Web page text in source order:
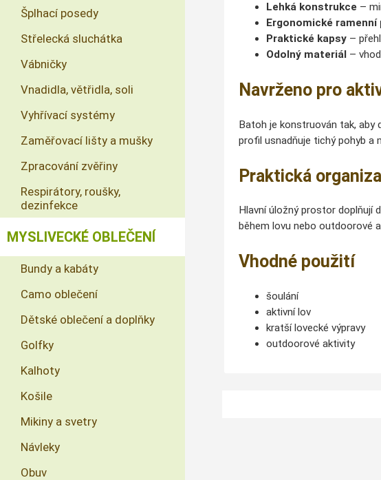
Lehká konstrukce –
Ergonomické ramenní
Praktické kapsy –
Odolný materiál –
Navrženo pro
Batoh je konstruován tak, aby
profil usnadňuje tichý pohyb a
Praktická
Hlavní úložný prostor doplňují
během lovu nebo outdoorové
Vhodné použití
šoulání
aktivní lov
kratší lovecké výpravy
outdoorové aktivity
Šplhací posedy
Střelecká sluchátka
Vábničky
Vnadidla, větřidla, soli
Vyhřívací systémy
Zaměřovací lišty a mušky
Zpracování zvěřiny
Respirátory, roušky,
dezinfekce
MYSLIVECKÉ OBLEČENÍ
Bundy a kabáty
Camo oblečení
Dětské oblečení a doplňky
Golfky
Kalhoty
Košile
Mikiny a svetry
Návleky
Obuv